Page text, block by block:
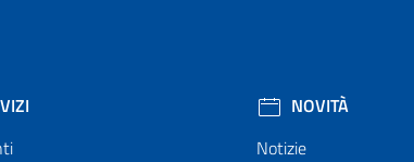
NOVITÀ
Notizie